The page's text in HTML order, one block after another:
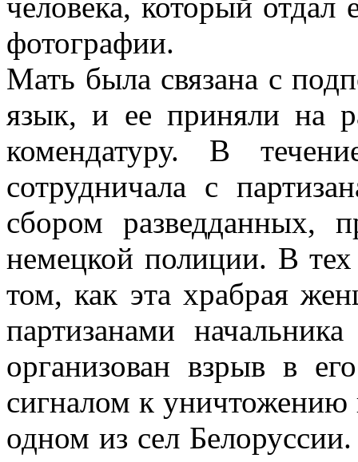
человека, который
фотографии.
Мать была связана с
язык, и ее приняли на
комендатуру. В
сотрудничала с
сбором разведданных,
немецкой полиции. В
том, как эта храбрая
партизанами
организован взрыв в
сигналом к уничтожению
одном из сел